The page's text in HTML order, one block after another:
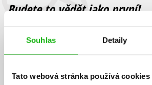
Souhlas Detaily
Tato webová stránka používá cookies
Budete to vědět jako první!
Zajímá Vás, jaký knižní hit právě vychází, na
sleva, jaká běží soutěž o ceny? Přihlášením k
souhlasíte se zpracováním
mailová
adresa
mailová
adresa
Vaše e-mailová adresa